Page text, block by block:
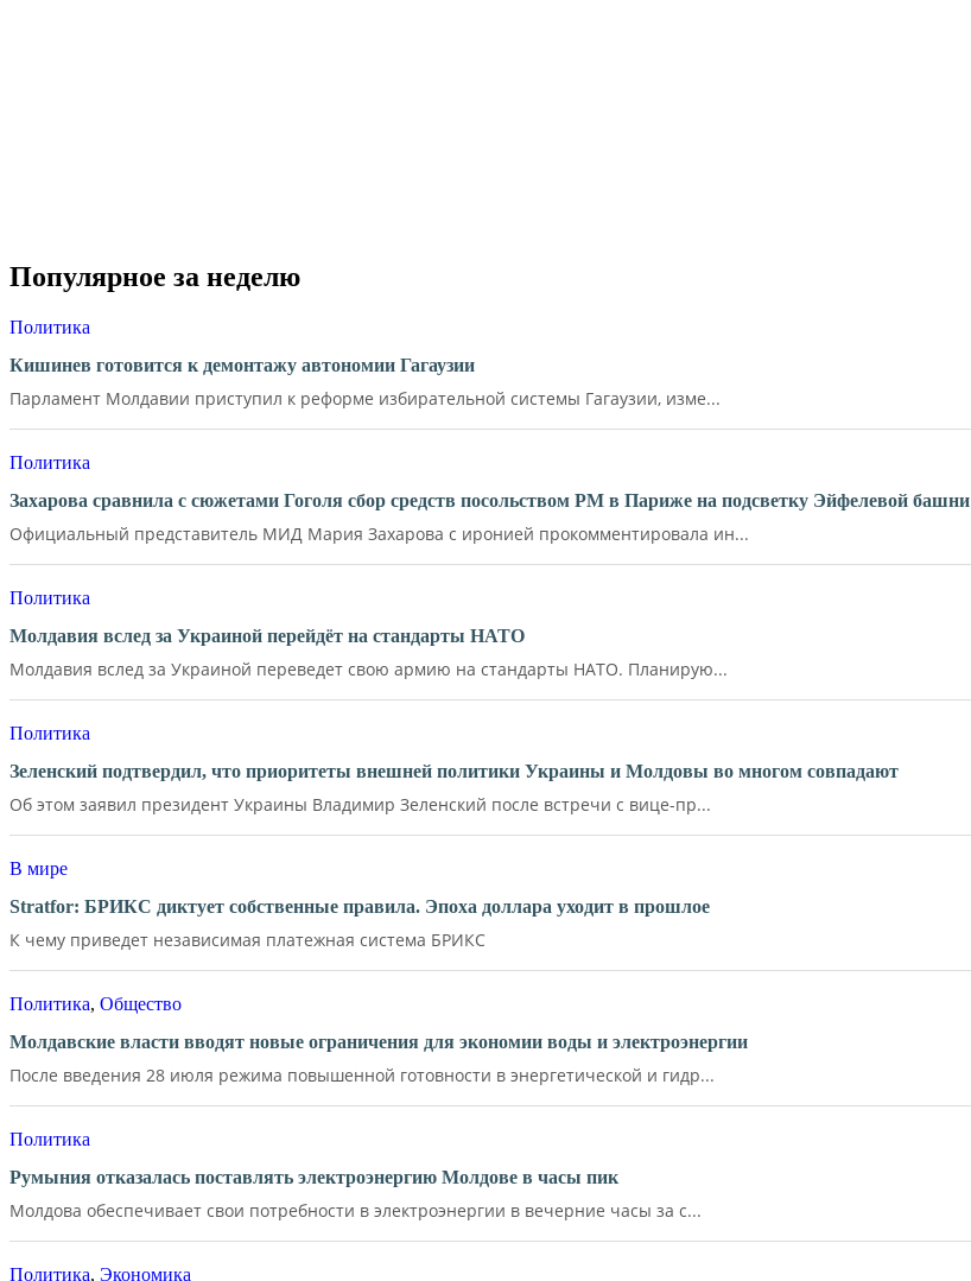
Популярное за неделю
Политика
Кишинев готовится к демонтажу автономии Гагаузии
Парламент Молдавии приступил к реформе избирательной системы Гагаузии, изме...
Политика
Захарова сравнила с сюжетами Гоголя сбор средств посольством РМ в Париже на подсветку Эйфелевой башни
Официальный представитель МИД Мария Захарова с иронией прокомментировала ин...
Политика
Молдавия вслед за Украиной перейдёт на стандарты НАТО
Молдавия вслед за Украиной переведет свою армию на стандарты НАТО. Планирую...
Политика
Зеленский подтвердил, что приоритеты внешней политики Украины и Молдовы во многом совпадают
Об этом заявил президент Украины Владимир Зеленский после встречи с вице-пр...
В мире
Stratfor: БРИКС диктует собственные правила. Эпоха доллара уходит в прошлое
К чему приведет независимая платежная система БРИКС
Политика, Общество
Молдавские власти вводят новые ограничения для экономии воды и электроэнергии
После введения 28 июля режима повышенной готовности в энергетической и гидр...
Политика
Румыния отказалась поставлять электроэнергию Молдове в часы пик
Молдова обеспечивает свои потребности в электроэнергии в вечерние часы за с...
Политика, Экономика